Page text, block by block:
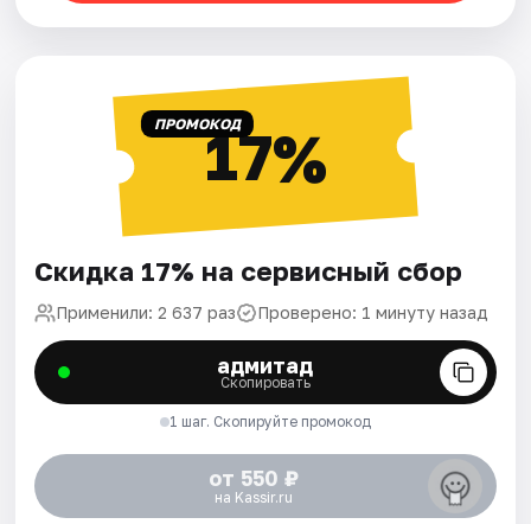
ПРОМОКОД17%
Скидка 17% на сервисный сбор
Применили: 2 637 раз Проверено: 1 минуту назад
адмитад
Скопировать
1 шаг. Скопируйте промокод
от 550 ₽
на Kassir.ru